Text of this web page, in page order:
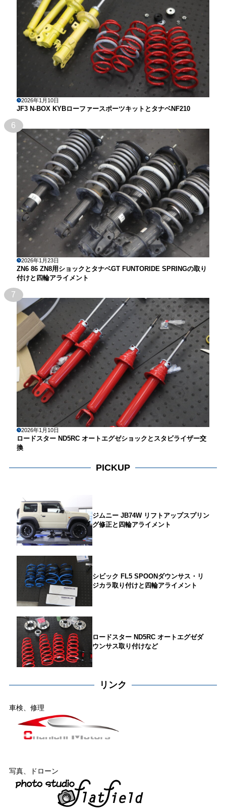
2026年1月10日
JF3 N-BOX KYBローファースポーツキットとタナベNF210
6
2026年1月23日
ZN6 86 ZN8用ショックとタナベGT FUNTORIDE SPRINGの取り
付けと四輪アライメント
7
2026年1月10日
ロードスター ND5RC オートエグゼショックとスタビライザー交
換
PICKUP
ジムニー JB74W リフトアップスプリン
グ修正と四輪アライメント
シビック FL5 SPOONダウンサス・リ
ジカラ取り付けと四輪アライメント
ロードスター ND5RC オートエグゼダ
ウンサス取り付けなど
リンク
車検、修理
写真、ドローン